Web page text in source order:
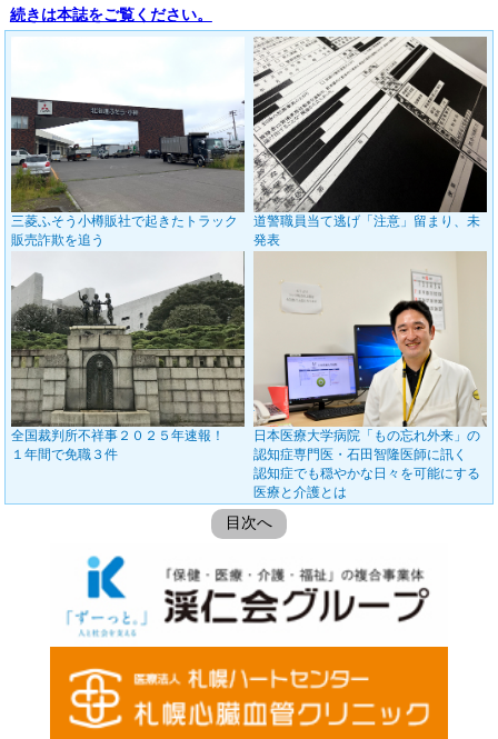
続きは本誌をご覧ください。
三菱ふそう小樽販社で起きたトラック
販売詐欺を追う
道警職員当て逃げ「注意」留まり、未
発表
全国裁判所不祥事２０２５年速報！
１年間で免職３件
日本医療大学病院「もの忘れ外来」の
認知症専門医・石田智隆医師に訊く
認知症でも穏やかな日々を可能にする
医療と介護とは
目次へ